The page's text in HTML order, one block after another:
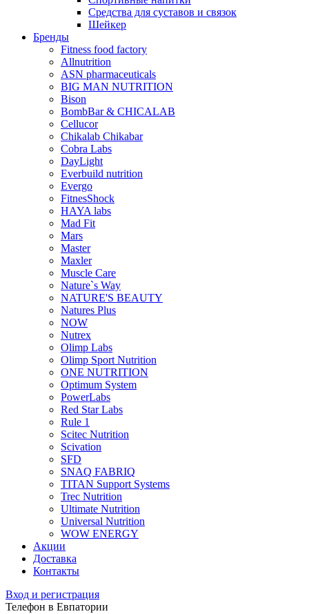
Средства для суставов и связок
Шейкер
Бренды
Fitness food factory
Allnutrition
ASN pharmaceuticals
BIG MAN NUTRITION
Bison
BombBar & CHICALAB
Cellucor
Chikalab Chikabar
Cobra Labs
DayLight
Everbuild nutrition
Evergo
FitnesShock
HAYA labs
Mad Fit
Mars
Master
Maxler
Muscle Care
Nature`s Way
NATURE'S BEAUTY
Natures Plus
NOW
Nutrex
Olimp Labs
Olimp Sport Nutrition
ONE NUTRITION
Optimum System
PowerLabs
Red Star Labs
Rule 1
Scitec Nutrition
Scivation
SFD
SNAQ FABRIQ
TITAN Support Systems
Trec Nutrition
Ultimate Nutrition
Universal Nutrition
WOW ENERGY
Акции
Доставка
Контакты
Вход и регистрация
Телефон в Евпатории